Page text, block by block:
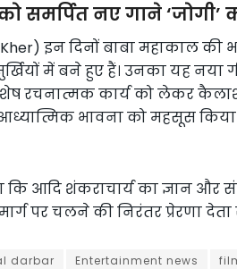
समर्पित नए गाने ‘जोगी’
इन दिनों बाबा महाकाल
में बने हुए हैं। उनका यह
रचनात्मक कार्य को लेकर
भावना को महसूस
कि आदि शंकराचार्य का ज्ञान
पर चलने की निरंतर प्रेरणा देता
darbar Entertainment news